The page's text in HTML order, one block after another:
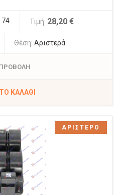
Τιμή: 28,20 €
Θέση: Αριστερά
ΚΑΛΆΘΙ
ΑΡΙΣΤΕΡΟ